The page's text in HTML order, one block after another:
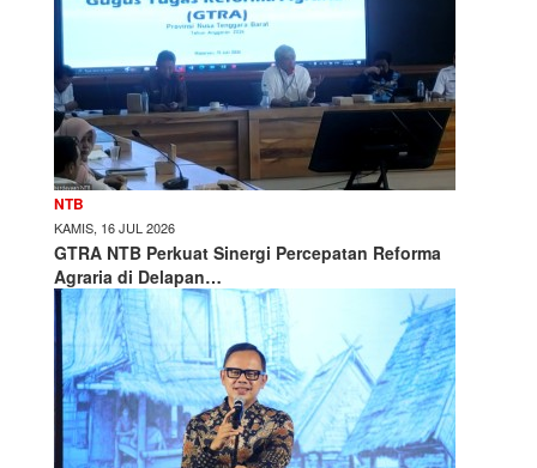
NTB
KAMIS, 16 JUL 2026
GTRA NTB Perkuat Sinergi Percepatan Reforma
Agraria di Delapan…